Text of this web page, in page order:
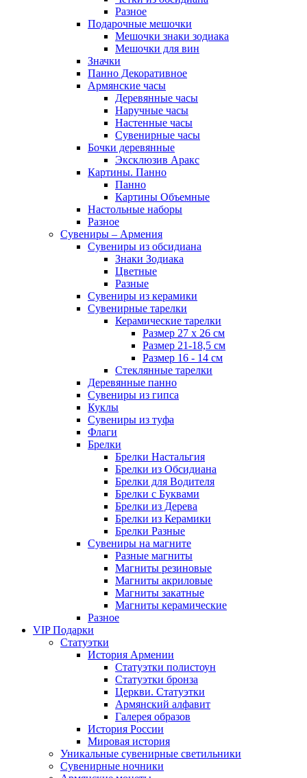
Разное
Подарочные мешочки
Мешочки знаки зодиака
Мешочки для вин
Значки
Панно Декоративное
Армянские часы
Деревянные часы
Наручные часы
Настенные часы
Сувенирные часы
Бочки деревянные
Эксклюзив Аракс
Картины. Панно
Панно
Картины Объемные
Настольные наборы
Разное
Сувениры – Армения
Сувениры из обсидиана
Знаки Зодиака
Цветные
Разные
Сувениры из керамики
Сувенирные тарелки
Керамические тарелки
Размер 27 х 26 см
Размер 21-18,5 см
Размер 16 - 14 см
Стеклянные тарелки
Деревянные панно
Сувениры из гипса
Куклы
Сувениры из туфа
Флаги
Брелки
Брелки Настальгия
Брелки из Обсидиана
Брелки для Водителя
Брелки с Буквами
Брелки из Дерева
Брелки из Керамики
Брелки Разные
Сувениры на магните
Разные магниты
Магниты резиновые
Магниты акриловые
Магниты закатные
Магниты керамические
Разное
VIP Подарки
Статуэтки
История Армении
Статуэтки полистоун
Статуэтки бронза
Церкви. Статуэтки
Армянский алфавит
Галерея образов
История России
Мировая история
Уникальные сувенирные светильники
Сувенирные ночники